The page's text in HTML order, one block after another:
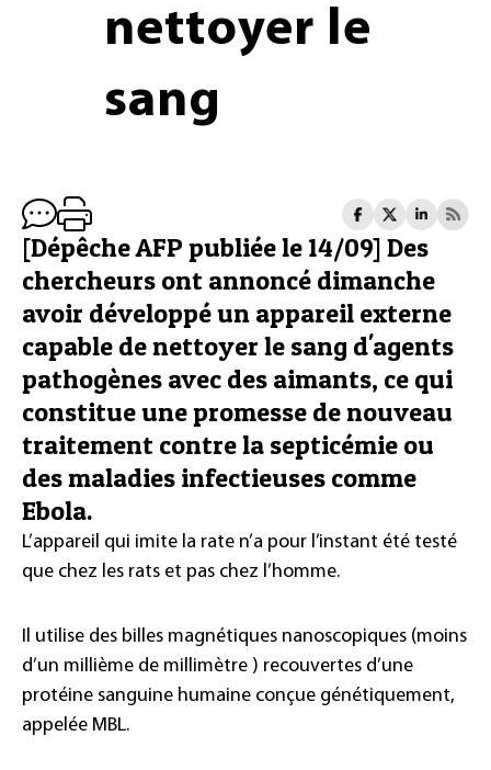
nettoyer le
sang
[Dépêche AFP publiée le 14/09] Des
chercheurs ont annoncé dimanche
avoir développé un appareil externe
capable de nettoyer le sang d'agents
pathogènes avec des aimants, ce qui
constitue une promesse de nouveau
traitement contre la septicémie ou
des maladies infectieuses comme
Ebola.
L’appareil qui imite la rate n’a pour l’instant été testé
que chez les rats et pas chez l’homme.
Il utilise des billes magnétiques nanoscopiques (moins
d’un millième de millimètre ) recouvertes d’une
protéine sanguine humaine conçue génétiquement,
appelée MBL.